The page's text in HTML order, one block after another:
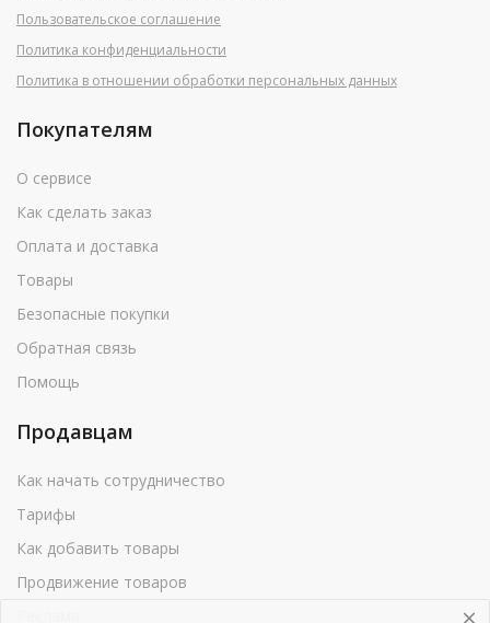
Пользовательское соглашение
Политика конфиденциальности
Политика в отношении обработки персональных данных
Покупателям
О сервисе
Как сделать заказ
Оплата и доставка
Товары
Безопасные покупки
Обратная связь
Помощь
Продавцам
Как начать сотрудничество
Тарифы
Как добавить товары
Продвижение товаров